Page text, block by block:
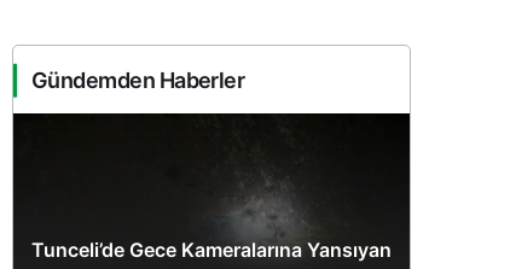
Gündemden Haberler
Tunceli’de Gece Kameralarına Yansıyan